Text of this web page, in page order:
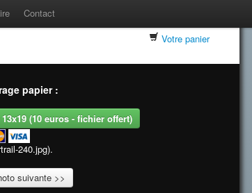
Contact
Votre panier
papier :
(10 euros - fichier offert)
240.jpg).
suivante >>